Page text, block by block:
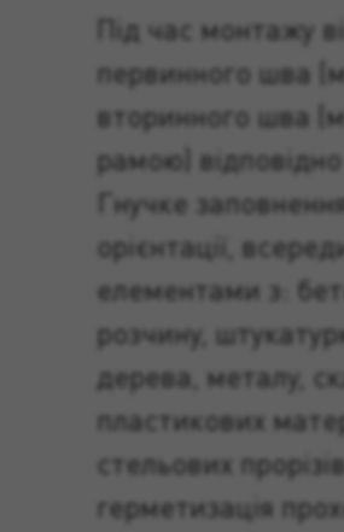
Під час монтажу
первинного шва
вторинного шва
рамою)
Гнучке
орієнтації,
елементами з:
розчину,
дерева, металу,
пластикових
стельових
герметизація